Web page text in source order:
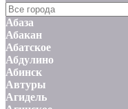
Абаза
Абакан
Абатское
Абдулино
Абинск
Автуры
Агидель